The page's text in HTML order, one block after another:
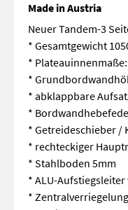
Made in Austria
Neuer Tandem-3
* Gesamtgewicht
*
*
* abklappbare
*
* Getreideschieber /
* rechteckiger
* Stahlboden 5mm
* ALU-
*